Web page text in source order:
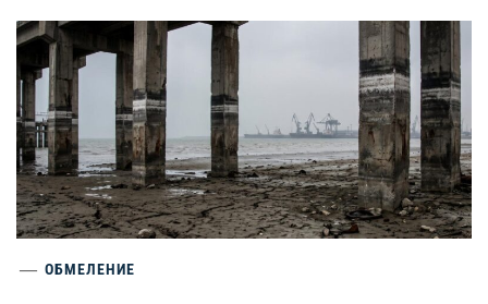
ОБМЕЛЕНИЕ